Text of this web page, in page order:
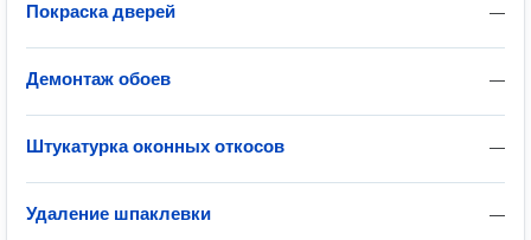
—
Покраска дверей
—
Демонтаж обоев
—
Штукатурка оконных откосов
—
Удаление шпаклевки